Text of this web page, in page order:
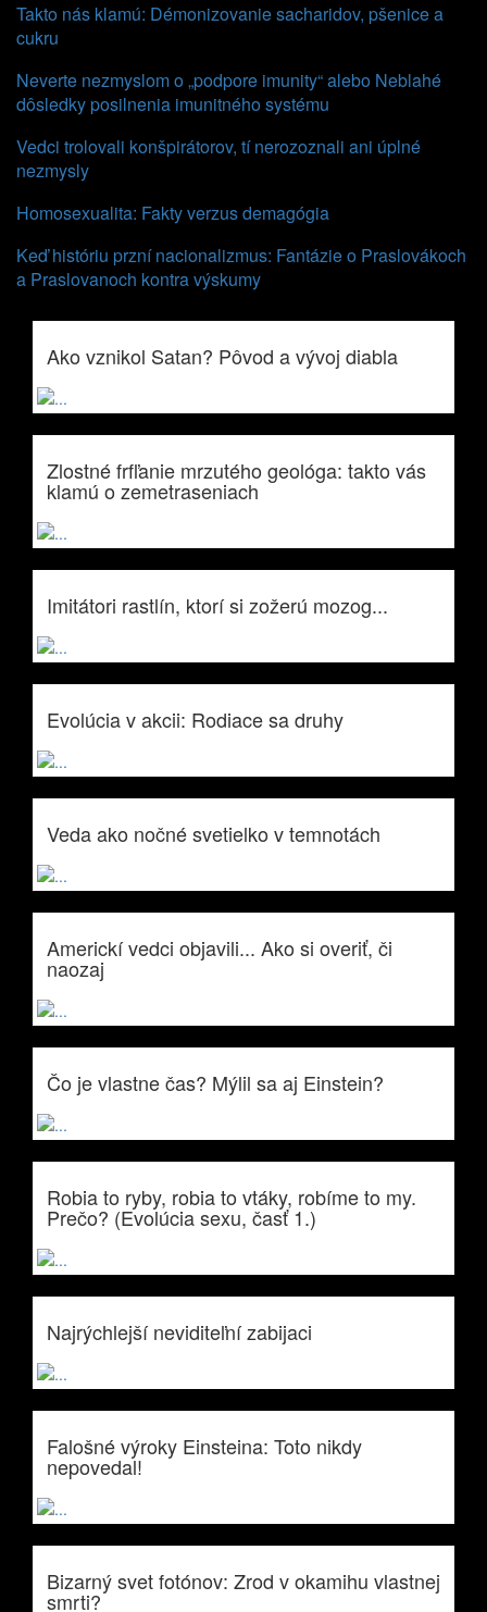
Takto nás klamú: Démonizovanie sacharidov, pšenice a
cukru
Neverte nezmyslom o „podpore imunity“ alebo Neblahé
dôsledky posilnenia imunitného systému
Vedci trolovali konšpirátorov, tí nerozoznali ani úplné
nezmysly
Homosexualita: Fakty verzus demagógia
Keď históriu przní nacionalizmus: Fantázie o Praslovákoch
a Praslovanoch kontra výskumy
Ako vznikol Satan? Pôvod a vývoj diabla
Zlostné frfľanie mrzutého geológa: takto vás
klamú o zemetraseniach
Imitátori rastlín, ktorí si zožerú mozog...
Evolúcia v akcii: Rodiace sa druhy
Veda ako nočné svetielko v temnotách
Americkí vedci objavili... Ako si overiť, či
naozaj
Čo je vlastne čas? Mýlil sa aj Einstein?
Robia to ryby, robia to vtáky, robíme to my.
Prečo? (Evolúcia sexu, časť 1.)
Najrýchlejší neviditeľní zabijaci
Falošné výroky Einsteina: Toto nikdy
nepovedal!
Bizarný svet fotónov: Zrod v okamihu vlastnej
smrti?